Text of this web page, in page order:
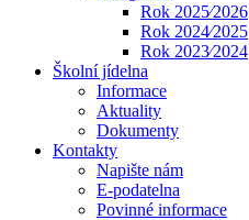
Rok 2025⁄2026
Rok 2024⁄2025
Rok 2023⁄2024
Školní jídelna
Informace
Aktuality
Dokumenty
Kontakty
Napište nám
E-podatelna
Povinné informace